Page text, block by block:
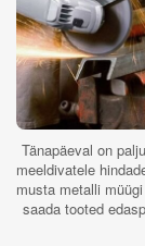
Tänapäeval on
meeldivatele
musta metalli
saada tooted